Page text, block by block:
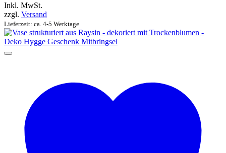
Inkl. MwSt.
zzgl. Versand
Lieferzeit: ca. 4-5 Werktage